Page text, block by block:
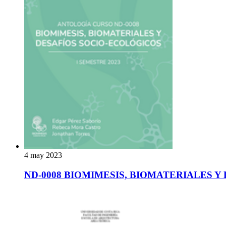
4 may 2023
ND-0008 BIOMIMESIS, BIOMATERIALES Y